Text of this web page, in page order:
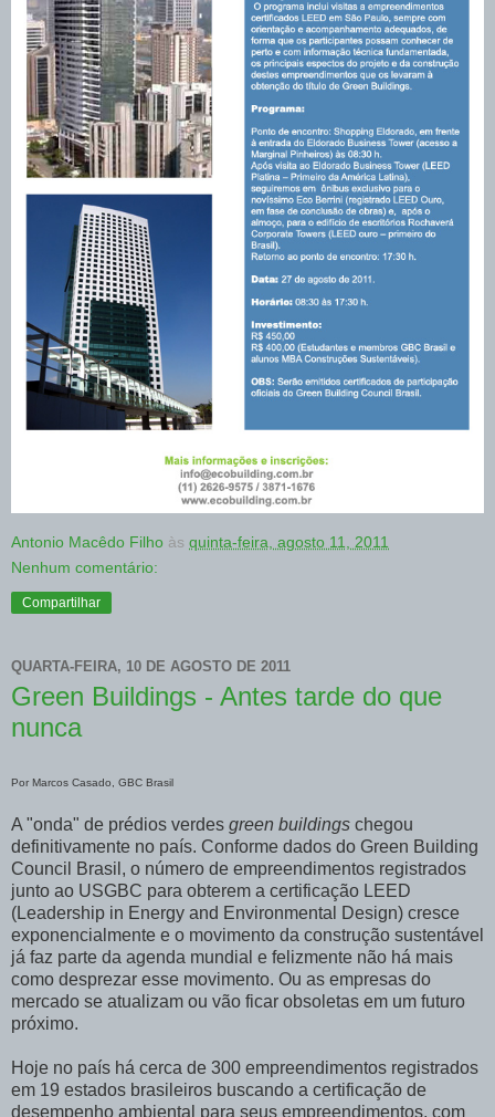
Antonio Macêdo Filho às quinta-feira, agosto 11, 2011
Nenhum comentário:
Compartilhar
QUARTA-FEIRA, 10 DE AGOSTO DE 2011
Green Buildings - Antes tarde do que
nunca
Por Marcos Casado, GBC Brasil
A "onda" de prédios verdes green buildings chegou
definitivamente no país. Conforme dados do Green Building
Council Brasil, o número de empreendimentos registrados
junto ao USGBC para obterem a certificação LEED
(Leadership in Energy and Environmental Design) cresce
exponencialmente e o movimento da construção sustentável
já faz parte da agenda mundial e felizmente não há mais
como desprezar esse movimento. Ou as empresas do
mercado se atualizam ou vão ficar obsoletas em um futuro
próximo.
Hoje no país há cerca de 300 empreendimentos registrados
em 19 estados brasileiros buscando a certificação de
desempenho ambiental para seus empreendimentos, com